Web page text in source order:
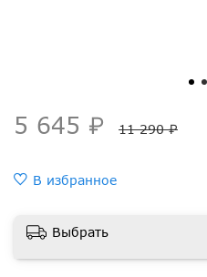
5 645 ₽ 11 290 ₽
В избранное
Выбрать